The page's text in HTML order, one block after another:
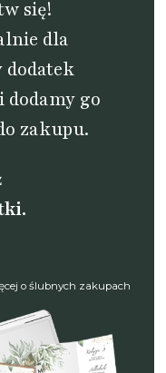
się!
dla
dodatek
go
zakupu.
o ślubnych zakupach